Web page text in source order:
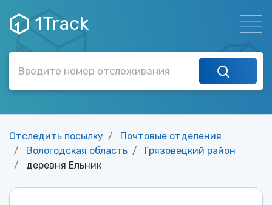
1Track
Отследить посылку
Почтовые отделения
Вологодская область
Грязовецкий район
деревня Ельник